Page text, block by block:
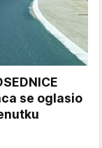
se oglasio